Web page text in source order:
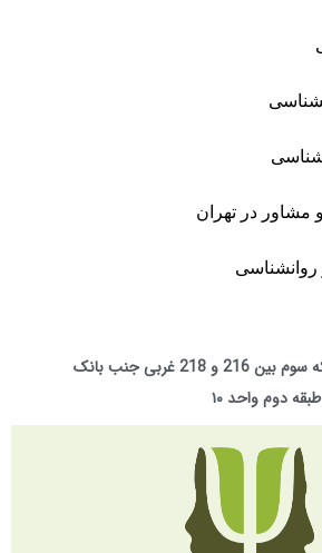
در تهران
تهرانپارس بالاتر از فلکه سوم بین 216 و 218 غربی جنب بانک
واحد ۱۰